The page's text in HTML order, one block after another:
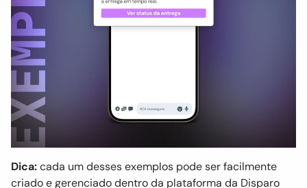
Dica:cada um desses exemplos pode ser facilmente
criado e gerenciado dentro da plataforma da Disparo